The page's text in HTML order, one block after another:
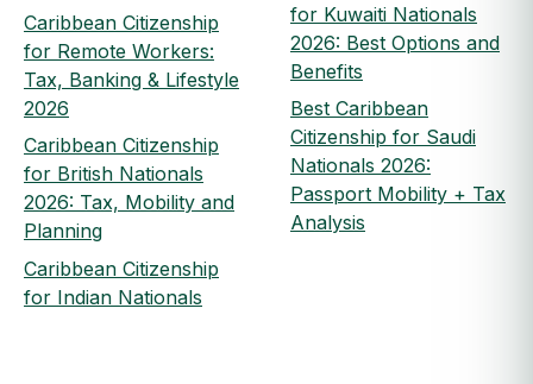
Caribbean Citizenship
for Remote Workers:
Tax, Banking & Lifestyle
2026
Caribbean Citizenship
for British Nationals
2026: Tax, Mobility and
Planning
Caribbean Citizenship
for Indian Nationals
for Kuwaiti Nationals
2026: Best Options and
Benefits
Best Caribbean
Citizenship for Saudi
Nationals 2026:
Passport Mobility + Tax
Analysis